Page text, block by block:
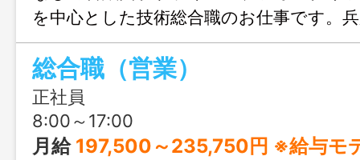
を中心とした技術総合職のお仕事です。
の拠点のひとつで、出荷先が安定◎古紙
ルへ繋げる、地球に優しい企業で地域に
総合職（営業）
正社員
8:00～17:00
月給 197,500～235,750円 ※給与モ